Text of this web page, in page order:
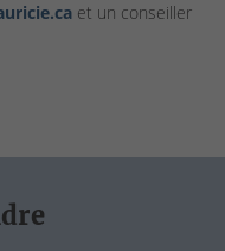
et un conseiller